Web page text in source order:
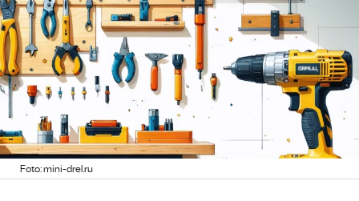
Foto: mini-drel.ru